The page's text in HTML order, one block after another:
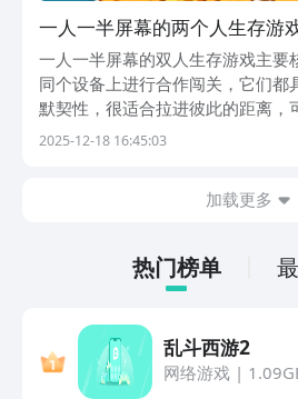
一人一半屏幕的两个人生存游
经典的双人生存游戏介绍
一人一半屏幕的双人生存游戏主要
同个设备上进行合作闯关，它们都
默契性，很适合拉进彼此的距离，
家人坐在一起，通过配合来顺利通
2025-12-18 16:45:03
加载更多
热门榜单
乱斗西游2
网络游戏|